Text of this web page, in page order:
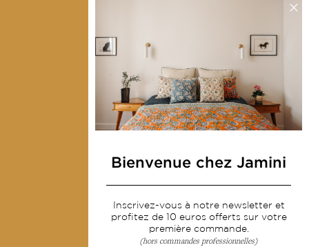
Collections
Déco & Linge de maison
Linge de table
Sacs & pochettes
Services
Livraison & retour
CGV
Bienvenue chez Jamini
Inscrivez-vous à notre newsletter et
profitez de 10 euros offerts sur votre
première commande.
(hors commandes professionnelles)